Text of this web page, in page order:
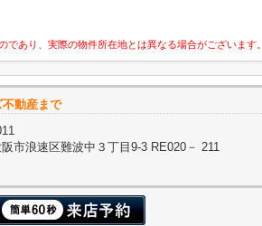
あり、実際の物件所在地とは異なる場合がございます。
動産まで
市浪速区難波中３丁目9-3 RE020－ 211